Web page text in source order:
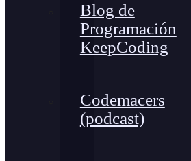
Blog de
Programación
KeepCoding
Codemacers
(podcast)